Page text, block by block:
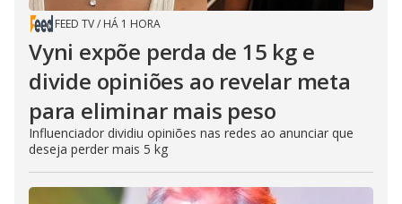
FEED TV/ HÁ 1 HORA
Vyni expõe perda de 15 kg e
divide opiniões ao revelar meta
para eliminar mais peso
Influenciador dividiu opiniões nas redes ao anunciar que
deseja perder mais 5 kg